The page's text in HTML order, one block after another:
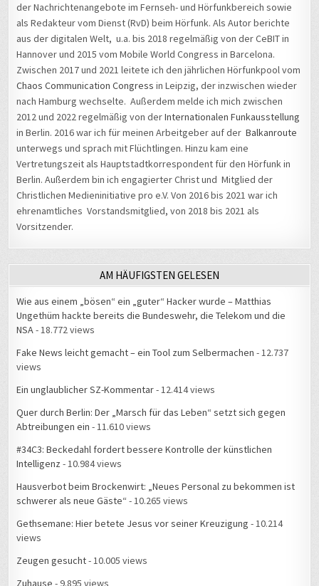
der Nachrichtenangebote im Fernseh- und Hörfunkbereich sowie
als Redakteur vom Dienst (RvD) beim Hörfunk. Als Autor berichte
aus der digitalen Welt, u.a. bis 2018 regelmäßig von der CeBIT in
Hannover und 2015 vom Mobile World Congress in Barcelona.
Zwischen 2017 und 2021 leitete ich den jährlichen Hörfunkpool vom
Chaos Communication Congress in Leipzig, der inzwischen wieder
nach Hamburg wechselte. Außerdem melde ich mich zwischen
2012 und 2022 regelmäßig von derInternationalen Funkausstellung
in Berlin. 2016 war ich für meinen Arbeitgeber auf derBalkanroute
unterwegs und sprach mit Flüchtlingen. Hinzu kam eine
Vertretungszeit als Hauptstadtkorrespondent für den Hörfunk in
Berlin. Außerdem bin ich engagierter Christ und Mitglied der
Christlichen Medieninitiative pro e.V. Von 2016 bis 2021 war ich
ehrenamtliches Vorstandsmitglied, von 2018 bis 2021 als
Vorsitzender.
AM HÄUFIGSTEN GELESEN
Wie aus einem „bösen“ ein „guter“ Hacker wurde – Matthias
Ungethüm hackte bereits die Bundeswehr, die Telekom und die
NSA- 18.772 views
Fake News leicht gemacht – ein Tool zum Selbermachen - 12.737
views
Ein unglaublicher SZ-Kommentar- 12.414 views
Quer durch Berlin: Der „Marsch für das Leben“ setzt sich gegen
Abtreibungen ein - 11.610 views
#34C3: Beckedahl fordert bessere Kontrolle der künstlichen
Intelligenz - 10.984 views
Hausverbot beim Brockenwirt: „Neues Personal zu bekommen ist
schwerer als neue Gäste“ - 10.265 views
Gethsemane: Hier betete Jesus vor seiner Kreuzigung - 10.214
views
Zeugen gesucht- 10.005 views